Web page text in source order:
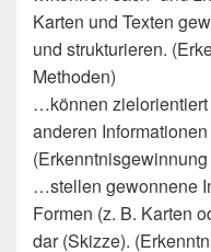
Karten und Texten
und strukturieren.
Methoden)
…können zielorientiert
anderen
…stellen gewonnene
Formen (z. B. Karten
dar (Skizze).